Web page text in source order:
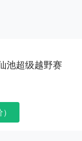
池超级越野赛